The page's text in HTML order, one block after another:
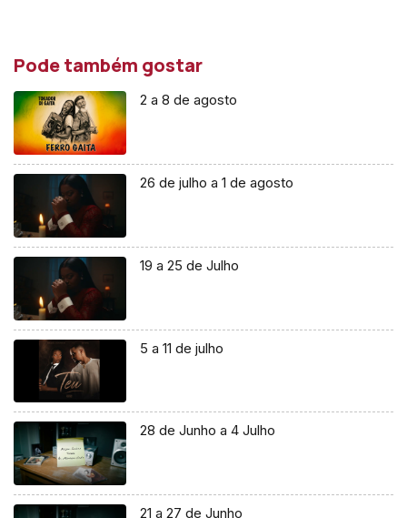
Pode também gostar
2 a 8 de agosto
26 de julho a 1 de agosto
19 a 25 de Julho
5 a 11 de julho
28 de Junho a 4 Julho
21 a 27 de Junho